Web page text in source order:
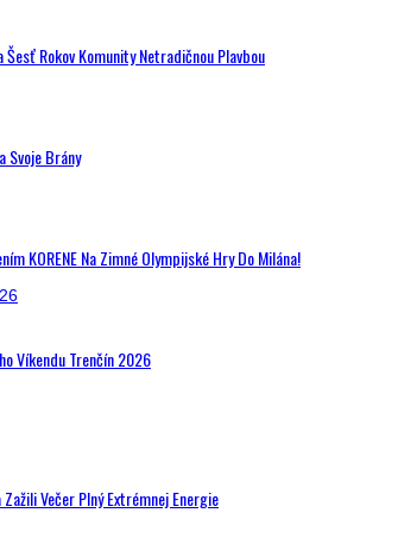
Rokov Komunity Netradičnou Plavbou
Svoje Brány
KORENE Na Zimné Olympijské Hry Do Milána!
Víkendu Trenčín 2026
Večer Plný Extrémnej Energie